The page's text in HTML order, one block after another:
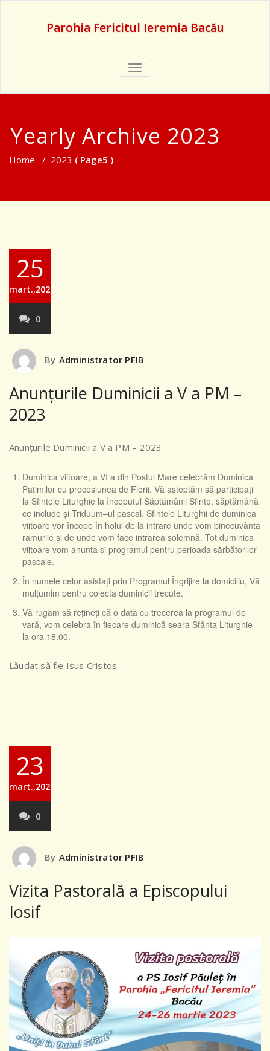
Parohia Fericitul Ieremia Bacău
TOGGLE
NAVIGATION
Yearly Archive 2023
Home / 2023 ( Page5 )
25
mart.,2023
0
By Administrator PFIB
Anunțurile Duminicii a V a PM –
2023
Anunțurile Duminicii a V a PM – 2023
Duminica viitoare, a VI a din Postul Mare celebrăm Duminica
Patimilor cu procesiunea de Florii. Vă așteptăm să participați
la Sfintele Liturghie la începutul Săptămânii Sfinte, săptămână
ce include și Triduum–ul pascal. Sfintele Liturghii de duminica
viitoare vor începe în holul de la intrare unde vom binecuvânta
ramurile și de unde vom face intrarea solemnă. Tot duminica
viitoare vom anunța și programul pentru perioada sărbătorilor
pascale.
În numele celor asistați prin Programul Îngrijire la domiciliu, Vă
mulțumim pentru colecta duminicii trecute.
Vă rugăm să rețineți că o dată cu trecerea la programul de
vară, vom celebra în fiecare duminică seara Sfânta Liturghie
la ora 18.00.
Lăudat să fie Isus Cristos.
23
mart.,2023
0
By Administrator PFIB
Vizita Pastorală a Episcopului
Iosif